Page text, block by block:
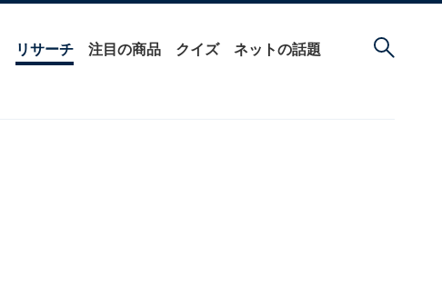
リサーチ 注目の商品 クイズ ネットの話題